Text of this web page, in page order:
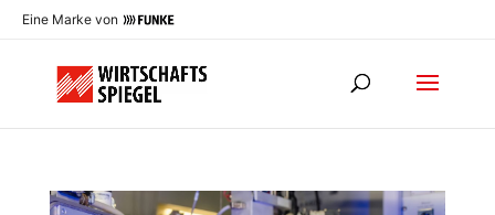
Eine Marke von